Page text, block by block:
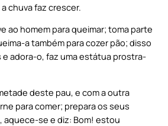
chuva faz crescer.
ao homem para queimar; toma parte
a também para cozer pão; disso
e adora-o, faz uma estátua prostra-
deste pau, e com a outra
para comer; prepara os seus
aquece-se e diz: Bom! estou